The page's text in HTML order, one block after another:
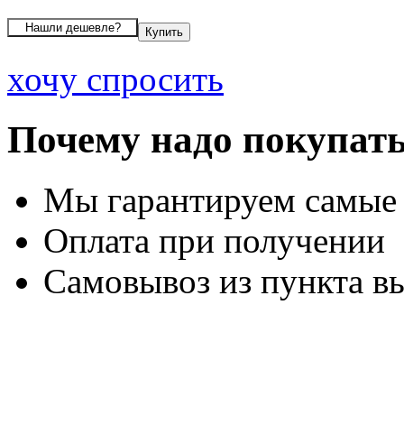
хочу спросить
Почему надо
Мы гарантируем
Оплата при получении
Самовывоз из пункта